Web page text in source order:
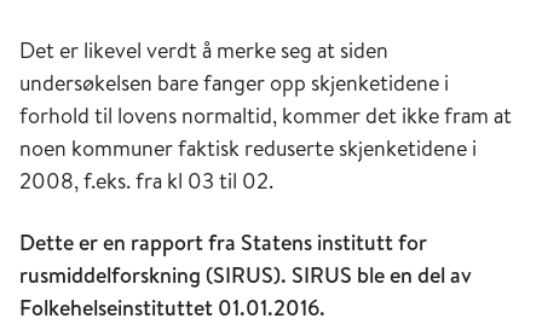
Det er likevel verdt å merke seg at siden
undersøkelsen bare fanger opp skjenketidene i
forhold til lovens normaltid, kommer det ikke fram at
noen kommuner faktisk reduserte skjenketidene i
2008, f.eks. fra kl 03 til 02.
Dette er en rapport fra Statens institutt for
rusmiddelforskning (SIRUS). SIRUS ble en del av
Folkehelseinstituttet 01.01.2016.